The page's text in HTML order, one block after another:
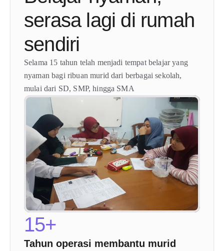
serasa lagi di rumah
sendiri
Selama 15 tahun telah menjadi tempat belajar yang
nyaman bagi ribuan murid dari berbagai sekolah,
mulai dari SD, SMP, hingga SMA
15+
Tahun operasi membantu murid